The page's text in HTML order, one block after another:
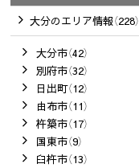
大分のエリア情報（228）
大分市（42）
別府市（32）
日出町（12）
由布市（11）
杵築市（17）
国東市（9）
臼杵市（13）